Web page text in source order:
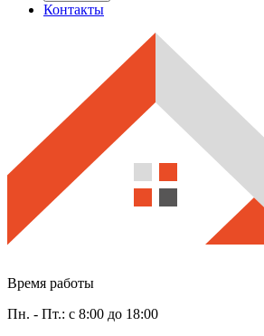
Контакты
Время работы
Пн. - Пт.: с 8:00 до 18:00